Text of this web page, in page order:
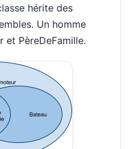
hérite des
Un homme
et PèreDeFamille.